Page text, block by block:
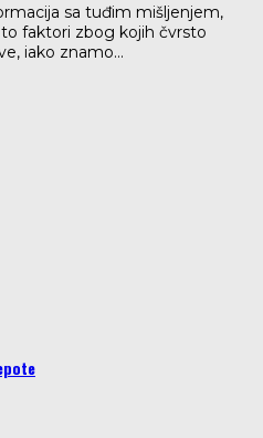
sa tuđim mišljenjem,
faktori zbog kojih čvrsto
iako znamo...